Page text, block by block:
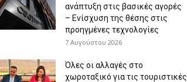
ανάπτυξη στις βασικές αγορές
– Ενίσχυση της θέσης στις
προηγμένες τεχνολογίες
7 Αυγούστου 2026
Όλες οι αλλαγές στο
χωροταξικό για τις τουριστικές